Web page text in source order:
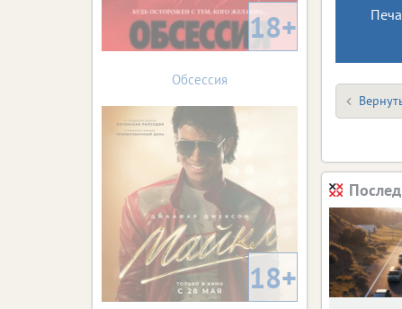
18+
Обсессия
18+